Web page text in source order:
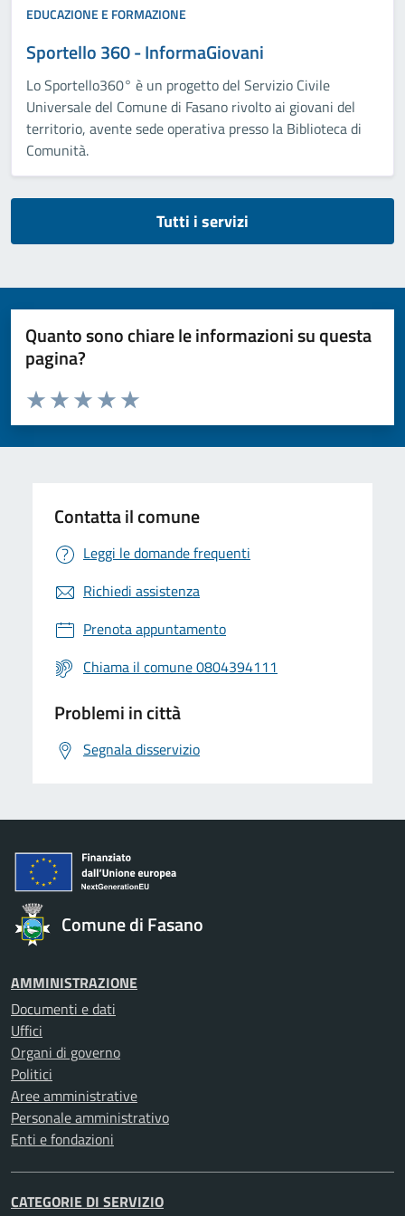
EDUCAZIONE E FORMAZIONE
Sportello 360 - InformaGiovani
Lo Sportello360° è un progetto del Servizio Civile
Universale del Comune di Fasano rivolto ai giovani del
territorio, avente sede operativa presso la Biblioteca di
Comunità.
Tutti i servizi
Quanto sono chiare le informazioni su questa
pagina?
Valuta da 1 a 5 stelle la pagina
Valuta 5 stelle su 5
Valuta 4 stelle su 5
Valuta 3 stelle su 5
Valuta 2 stelle su 5
Valuta 1 stelle su 5
Contatta il comune
Leggi le domande frequenti
Richiedi assistenza
Prenota appuntamento
Chiama il comune 0804394111
Problemi in città
Segnala disservizio
Comune di Fasano
AMMINISTRAZIONE
Documenti e dati
Uffici
Organi di governo
Politici
Aree amministrative
Personale amministrativo
Enti e fondazioni
CATEGORIE DI SERVIZIO